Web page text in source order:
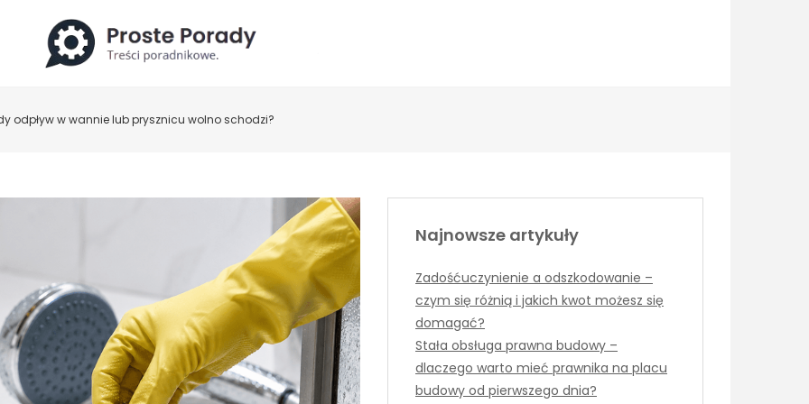
odpływ w wannie lub prysznicu wolno schodzi?
Najnowsze artykuły
Zadośćuczynienie a odszkodowanie –
czym się różnią i jakich kwot możesz się
domagać?
Stała obsługa prawna budowy –
dlaczego warto mieć prawnika na placu
budowy od pierwszego dnia?